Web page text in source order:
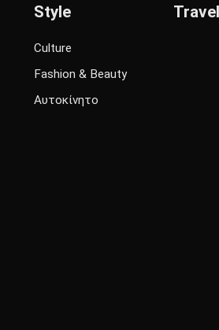
Style
Culture
Fashion & Beauty
Αυτοκίνητο
Travel